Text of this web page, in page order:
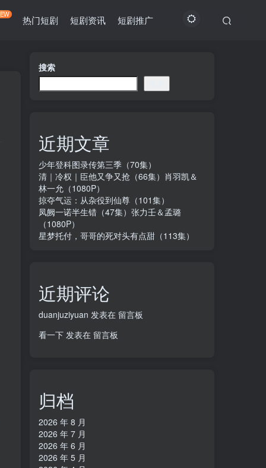
热门短剧 短剧资讯 短剧推广
搜索
近期文章
少年登科图录传第三季（70集）
清｜冷权｜臣他又争又抢（66集）肖羽凯＆
林一允（1080P）
掠夺气运：从杂役到仙尊（101集）
凤阙一诺半生错（47集）张力壬＆孟璐
（1080P）
星梦托付，哥哥的死对头有点甜（113集）
近期评论
duanjuziyuan 发表在 留言板
看一下 发表在 留言板
归档
2026 年 8 月
2026 年 7 月
2026 年 6 月
2026 年 5 月